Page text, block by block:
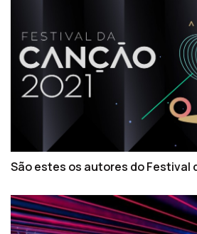
São estes os autores do Festival